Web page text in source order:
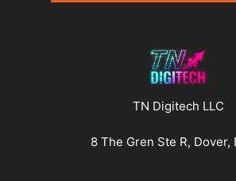
TN Digitech LLC
8 The Gren Ste R, Dover,